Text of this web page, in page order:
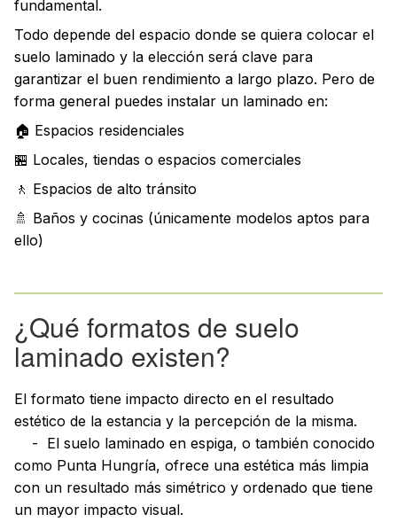
fundamental.
Todo depende del espacio donde se quiera colocar el
suelo laminado y la elección será clave para
garantizar el buen rendimiento a largo plazo. Pero de
forma general puedes instalar un laminado en:
🏠 Espacios residenciales
🏪 Locales, tiendas o espacios comerciales
🚶 Espacios de alto tránsito
🚿 Baños y cocinas (únicamente modelos aptos para
ello)
¿Qué formatos de suelo
laminado existen?
El formato tiene impacto directo en el resultado
estético de la estancia y la percepción de la misma.
- El suelo laminado en espiga, o también conocido
como Punta Hungría, ofrece una estética más limpia
con un resultado más simétrico y ordenado que tiene
un mayor impacto visual.